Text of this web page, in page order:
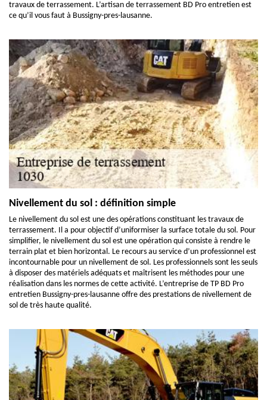
travaux de terrassement. L’artisan de terrassement BD Pro entretien est
ce qu’il vous faut à Bussigny-pres-lausanne.
Nivellement du sol : définition simple
Le nivellement du sol est une des opérations constituant les travaux de
terrassement. Il a pour objectif d’uniformiser la surface totale du sol. Pour
simplifier, le nivellement du sol est une opération qui consiste à rendre le
terrain plat et bien horizontal. Le recours au service d’un professionnel est
incontournable pour un nivellement de sol. Les professionnels sont les seuls
à disposer des matériels adéquats et maîtrisent les méthodes pour une
réalisation dans les normes de cette activité. L’entreprise de TP BD Pro
entretien Bussigny-pres-lausanne offre des prestations de nivellement de
sol de très haute qualité.